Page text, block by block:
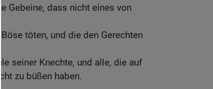
Gebeine, dass nicht eines von
töten, und die den Gerechten
seiner Knechte, und alle, die auf
zu büßen haben.